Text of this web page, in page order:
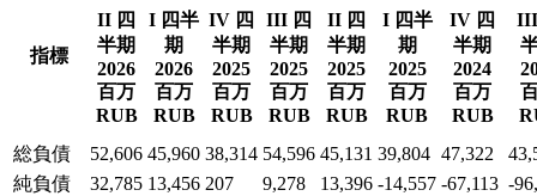
指標
II 四
半期
2026
百万
RUB
I 四半
期
2026
百万
RUB
IV 四
半期
2025
百万
RUB
III 四
半期
2025
百万
RUB
II 四
半期
2025
百万
RUB
I 四半
期
2025
百万
RUB
IV 四
半期
2024
百万
RUB
総負債
52,606 45,960 38,314 54,596 45,131 39,804 47,322
純負債
32,785 13,456 207 9,278 13,396 -14,557 -67,113 -